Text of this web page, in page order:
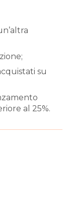
su
al 25%.